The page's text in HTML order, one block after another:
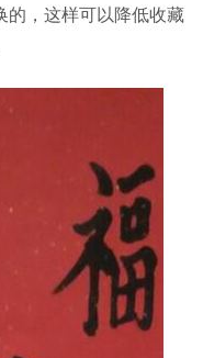
的，这样可以降低收藏